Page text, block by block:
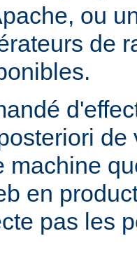
ou
de
machine
en
pas les